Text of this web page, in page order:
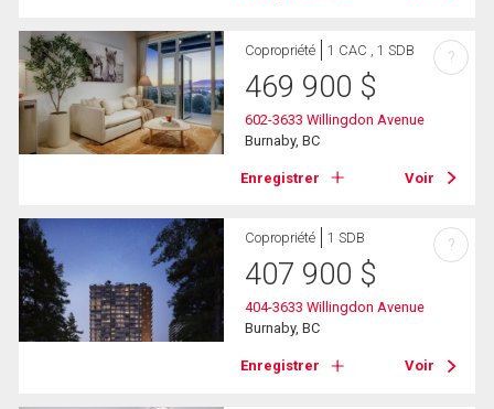
Copropriété 1 CAC , 1 SDB
469 900 $
602-3633 Willingdon Avenue
Burnaby, BC
Enregistrer Voir
?
Copropriété 1 SDB
407 900 $
404-3633 Willingdon Avenue
Burnaby, BC
Enregistrer Voir
?